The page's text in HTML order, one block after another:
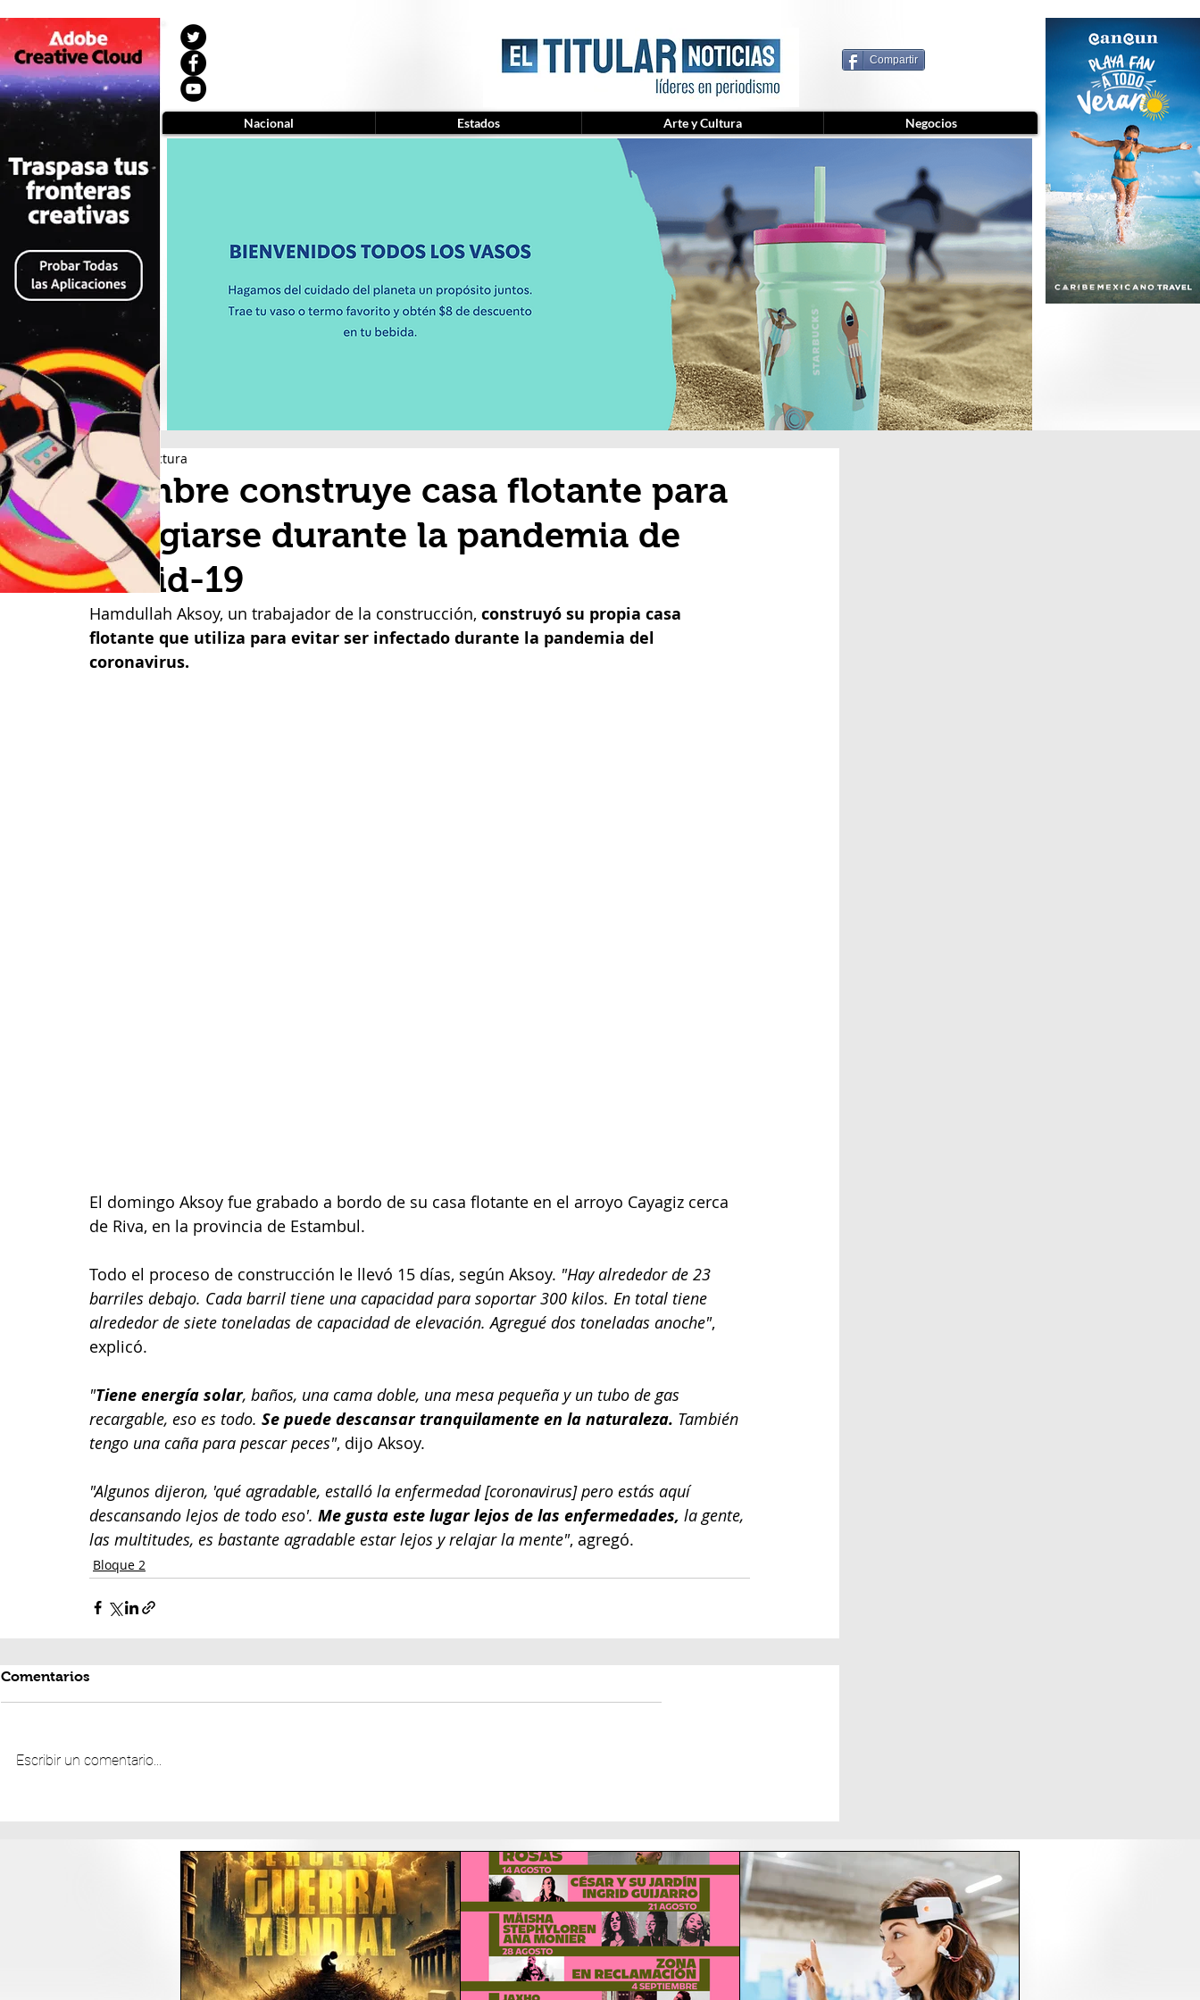
Compartir
Hombre construye casa flotante para
refugiarse durante la pandemia de
Covid-19
1 min de lectura
Hamdullah Aksoy, un trabajador de la construcción, construyó su propia casa
flotante que utiliza para evitar ser infectado durante la pandemia del
coronavirus.
El domingo Aksoy fue grabado a bordo de su casa flotante en el arroyo Cayagiz cerca
de Riva, en la provincia de Estambul.
Todo el proceso de construcción le llevó 15 días, según Aksoy. "Hay alrededor de 23
barriles debajo. Cada barril tiene una capacidad para soportar 300 kilos. En total tiene
alrededor de siete toneladas de capacidad de elevación. Agregué dos toneladas anoche",
explicó.
"Tiene energía solar, baños, una cama doble, una mesa pequeña y un tubo de gas
recargable, eso es todo. Se puede descansar tranquilamente en la naturaleza. También
tengo una caña para pescar peces", dijo Aksoy.
"Algunos dijeron, 'qué agradable, estalló la enfermedad [coronavirus] pero estás aquí
descansando lejos de todo eso'. Me gusta este lugar lejos de las enfermedades, la gente,
las multitudes, es bastante agradable estar lejos y relajar la mente", agregó.
Bloque 2
Comentarios
Escribir un comentario...
Nacional Estados Arte y Cultura Negocios